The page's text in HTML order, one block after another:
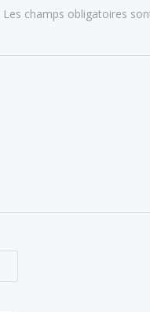
Les champs obligatoires